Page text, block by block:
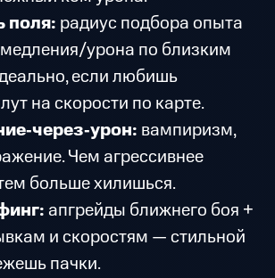
поля: радиус подбора опыта
урона по близким
если любишь
на скорости по карте.
вампиризм,
Чем агрессивнее
больше хилишься.
апгрейды ближнего боя +
и скоростям — стильной
пачки.